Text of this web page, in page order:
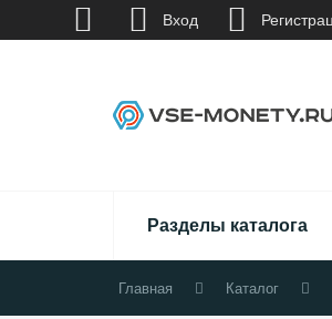
Разделы каталога
Главная Каталог
Вход